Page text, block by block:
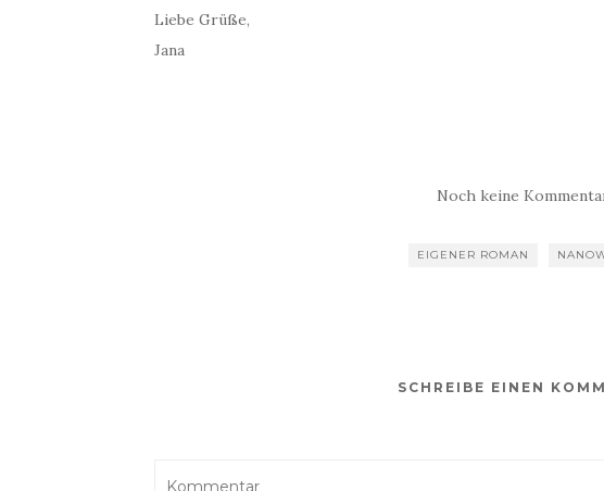
Liebe Grüße,
Jana
Noch keine
EIGENER ROMAN
SCHREIBE EINEN